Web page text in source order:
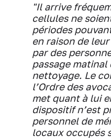
"Il arrive
cellules ne
périodes
en raison de
par des
passage matinal
nettoyage. Le
l’Ordre des
met quant à lui
dispositif n’est
personnel de
locaux occupés